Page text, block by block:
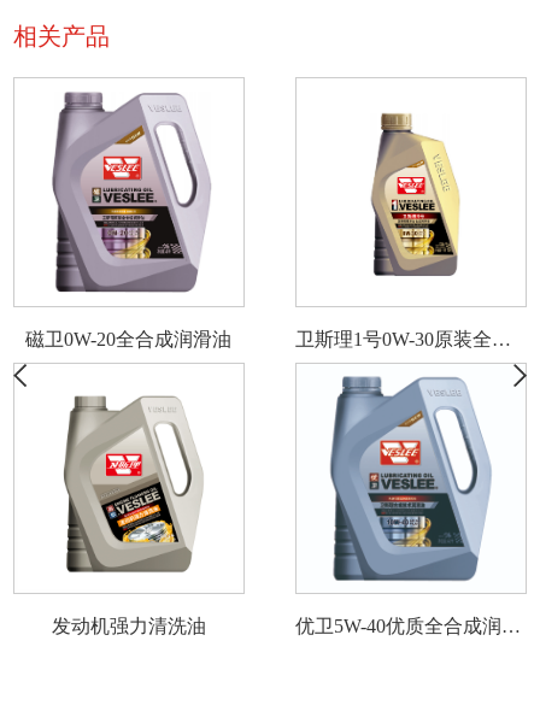
相关产品
磁卫0W-20全合成润滑油 卫斯理1号0W-30原装全合成润滑油1L
发动机强力清洗油 优卫5W-40优质全合成润滑油